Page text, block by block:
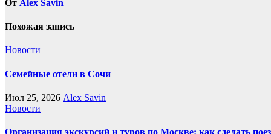
От Alex Savin
Похожая запись
Новости
Семейные отели в Сочи
Июл 25, 2026 Alex Savin
Новости